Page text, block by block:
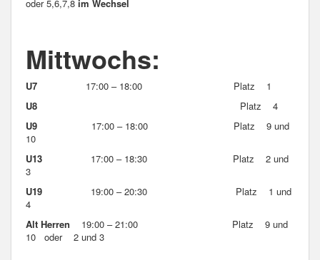
oder 5,6,7,8 im Wechsel
Mittwochs:
U7
17:00 – 18:00 Platz 1
U8
Platz 4
U9 17:00 – 18:00 Platz 9 und
10
U13
17:00 – 18:30 Platz 2 und
3
U19 19:00 – 20:30 Platz 1 und
4
Alt Herren 19:00 – 21:00 Platz 9 und
10 oder 2 und 3